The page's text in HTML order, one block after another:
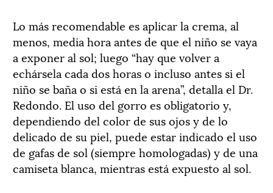
Lo más recomendable es aplicar la crema, al
menos, media hora antes de que el niño se vaya
a exponer al sol; luego “hay que volver a
echársela cada dos horas o incluso antes si el
niño se baña o si está en la arena”, detalla el Dr.
Redondo. El uso del gorro es obligatorio y,
dependiendo del color de sus ojos y de lo
delicado de su piel, puede estar indicado el uso
de gafas de sol (siempre homologadas) y de una
camiseta blanca, mientras está expuesto al sol.